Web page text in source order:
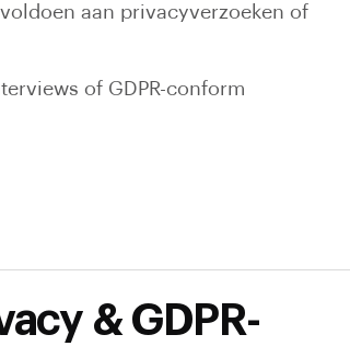
aan privacyverzoeken of
of GDPR-conform
& GDPR-